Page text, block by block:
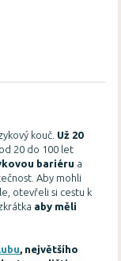
kouč. Už 20
20 do 100 let
bariéru a
Aby mohli
otevřeli si cestu k
aby měli
, největšího